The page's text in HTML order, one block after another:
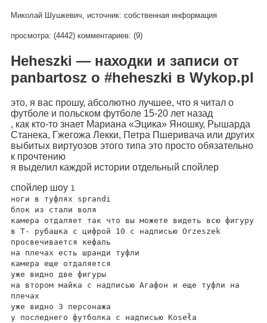
Миколай Шушкевич, источник: собственная информация
просмотра: (4442) комментариев: (9)
Heheszki — находки и записи от
panbartosz о #heheszki в Wykop.pl
это, я вас прошу, абсолютно лучшее, что я читал о
футболе и польском футболе 15-20 лет назад
, как кто-то знает Мариана «Эцика» Яношку, Рышарда
Станека, Гжегожа Лекки, Петра Пшеривача или других
выбитых виртуозов этого типа это просто обязательно
к прочтению
я выделил каждой истории отдельный спойлер
спойлер шоу 1
ноги в туфлях sprandi
блок из стали воля
камера отдаляет так что вы можете видеть всю фигуру
в Т- рубашка с цифрой 10 с надписью Orzeszek
просвечивается кефаль
на плечах есть шранди туфли
камера еще отдаляется
уже видно две фигуры
на втором майка с надписью Агафон и еще туфли на
плечах
уже видно 3 персонажа
у последнего футболка с надписью Koseła